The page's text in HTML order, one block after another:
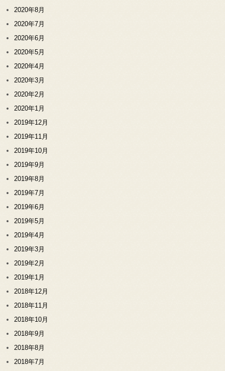
2020年8月
2020年7月
2020年6月
2020年5月
2020年4月
2020年3月
2020年2月
2020年1月
2019年12月
2019年11月
2019年10月
2019年9月
2019年8月
2019年7月
2019年6月
2019年5月
2019年4月
2019年3月
2019年2月
2019年1月
2018年12月
2018年11月
2018年10月
2018年9月
2018年8月
2018年7月